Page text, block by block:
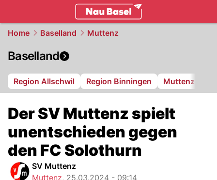
Home Baselland Muttenz
Baselland
Region Allschwil Region Binningen Muttenz
Der SV Muttenz spielt
unentschieden gegen
den FC Solothurn
SV Muttenz
Muttenz, 25.03.2024 - 09:14